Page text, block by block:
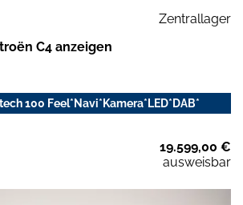
Zentrallager
C4 anzeigen
100 Feel*Navi*Kamera*LED*DAB*
19.599,00 €
ausweisbar